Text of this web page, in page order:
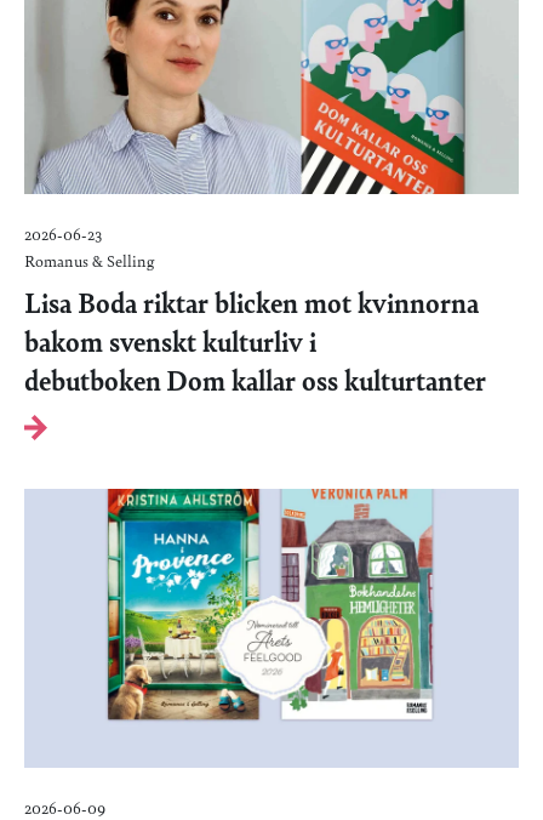
2026-06-23
Romanus & Selling
Lisa Boda riktar blicken mot kvinnorna
bakom svenskt kulturliv i
debutboken Dom kallar oss kulturtanter
2026-06-09